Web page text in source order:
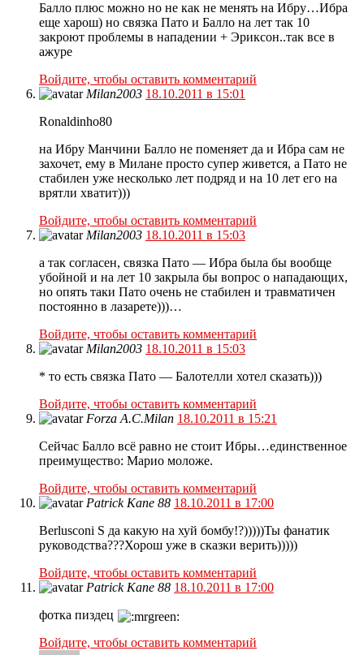
Балло плюс можно но не как не менять на Ибру…Ибра
еще харош) но связка Пато и Балло на лет так 10
закроют проблемы в нападении + Эриксон..так все в
ажуре
Войдите, чтобы оставить комментарий
Milan2003 18.10.2011 в 15:01
Ronaldinho80
на Ибру Манчини Балло не поменяет да и Ибра сам не
захочет, ему в Милане просто супер живется, а Пато не
стабилен уже несколько лет подряд и на 10 лет его на
врятли хватит)))
Войдите, чтобы оставить комментарий
Milan2003 18.10.2011 в 15:03
а так согласен, связка Пато — Ибра была бы вообще
убойной и на лет 10 закрыла бы вопрос о нападающих,
но опять таки Пато очень не стабилен и травматичен
постоянно в лазарете)))…
Войдите, чтобы оставить комментарий
Milan2003 18.10.2011 в 15:03
* то есть связка Пато — Балотелли хотел сказать)))
Войдите, чтобы оставить комментарий
Forza A.C.Milan 18.10.2011 в 15:21
Сейчас Балло всё равно не стоит Ибры…единственное
преимущество: Марио моложе.
Войдите, чтобы оставить комментарий
Patrick Kane 88 18.10.2011 в 17:00
Berlusconi S да какую на хуй бомбу!?)))))Ты фанатик
руководства???Хорош уже в сказки верить)))))
Войдите, чтобы оставить комментарий
Patrick Kane 88 18.10.2011 в 17:00
фотка пиздец
Войдите, чтобы оставить комментарий